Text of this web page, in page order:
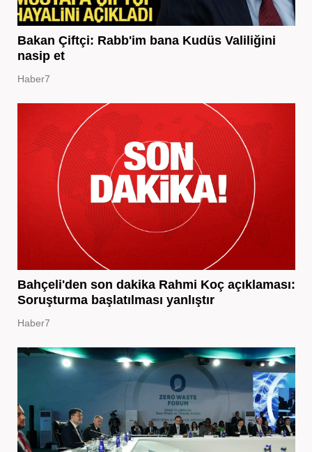
Bakan Çiftçi: Rabb'im bana Kudüs Valiliğini
nasip et
Haber7
Bahçeli'den son dakika Rahmi Koç açıklaması:
Soruşturma başlatılması yanlıştır
Haber7